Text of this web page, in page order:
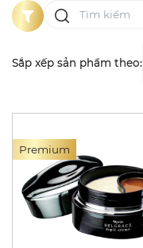
Sắp xếp sản phẩm theo:
Premium